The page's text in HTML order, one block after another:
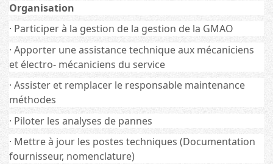
Organisation
· Participer à la gestion de la gestion de la GMAO
· Apporter une assistance technique aux mécaniciens
et électro- mécaniciens du service
· Assister et remplacer le responsable maintenance
méthodes
· Piloter les analyses de pannes
· Mettre à jour les postes techniques (Documentation
fournisseur, nomenclature)